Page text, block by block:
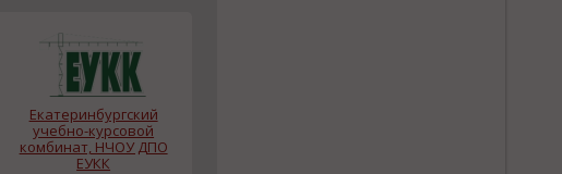
Екатеринбургский
учебно-курсовой
комбинат, НЧОУ ДПО
ЕУКК